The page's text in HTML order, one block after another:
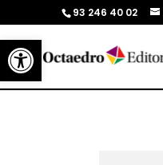
Abrir barra de herramientas
93 246 40 02